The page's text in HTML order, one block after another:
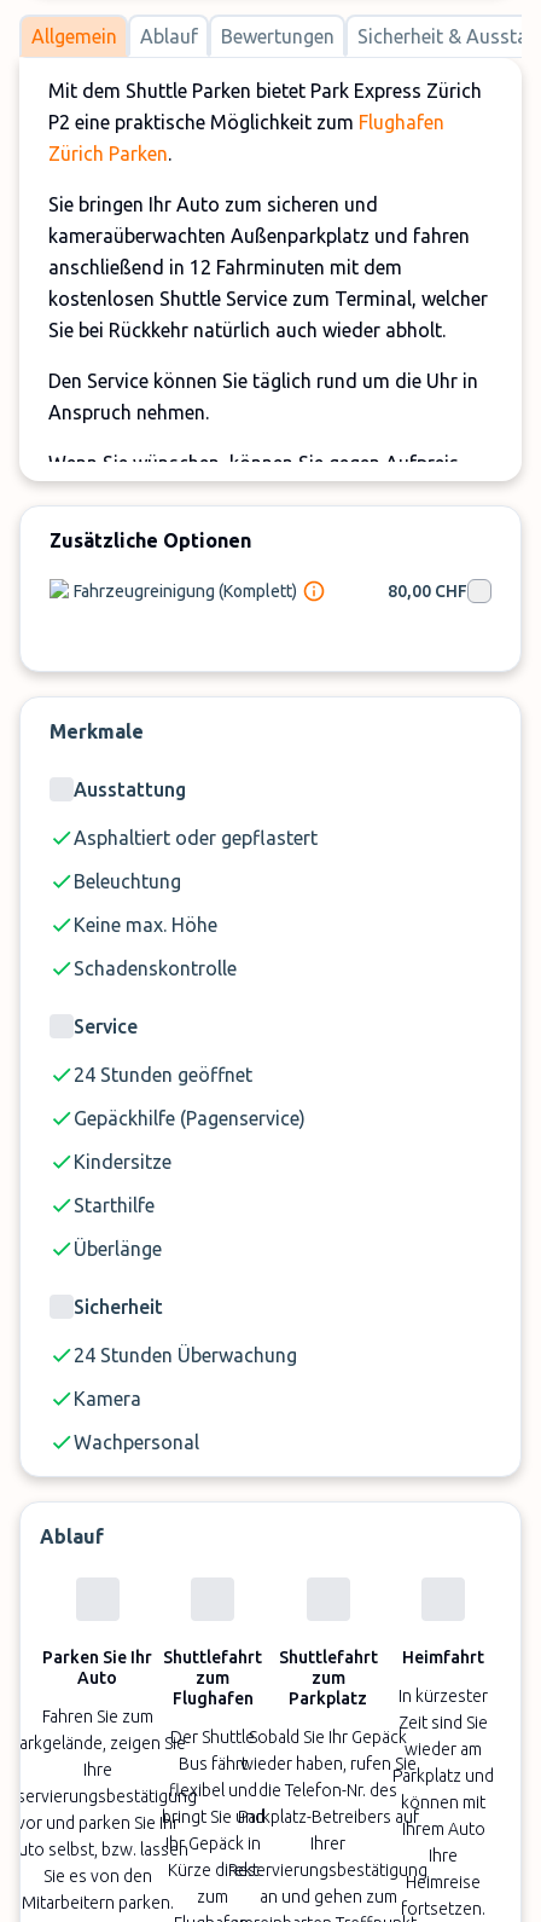
Allgemein Ablauf Bewertungen Sicherheit &
Mit dem Shuttle Parken bietet Park Express Zürich
P2 eine praktische Möglichkeit zum Flughafen
Zürich Parken.
Sie bringen Ihr Auto zum sicheren und
kameraüberwachten Außenparkplatz und fahren
anschließend in 12 Fahrminuten mit dem
kostenlosen Shuttle Service zum Terminal, welcher
Sie bei Rückkehr natürlich auch wieder abholt.
Den Service können Sie täglich rund um die Uhr in
Anspruch nehmen.
Wenn Sie wünschen, können Sie gegen Aufpreis
Buchen Sie jetzt schon online Ihren Stellplatz bei
Park Express P2, dann sparen Sie sich die lästige
Die Autoschlüssel müssen abgegeben werden.
Für unangemeldete Verlängerungen fällt ein
Für angemeldete Verlängerungen fällt ein
Zuschlag von 25 CHF pro Tag vor Ort an.
Zusätzliche Optionen
Fahrzeugreinigung (Komplett) 80,00 CHF
Merkmale
Ausstattung
Asphaltiert oder gepflastert
Beleuchtung
Keine max. Höhe
Schadenskontrolle
Service
24 Stunden geöffnet
Gepäckhilfe (Pagenservice)
Kindersitze
Starthilfe
Überlänge
Sicherheit
24 Stunden Überwachung
Kamera
Wachpersonal
Ablauf
Parken Sie Ihr
Auto
Fahren Sie zum
Parkgelände, zeigen Sie
Ihre
vor und parken Sie Ihr
Auto selbst, bzw. lassen
Sie es von den
Mitarbeitern parken.
Shuttlefahrt
zum
Flughafen
Der Shuttle
Bus fährt
flexibel und
bringt Sie und
Ihr Gepäck in
Kürze direkt
zum
Shuttlefahrt
zum
Parkplatz
Sobald Sie Ihr Gepäck
wieder haben, rufen Sie
die Telefon-Nr. des
Parkplatz-Betreibers auf
Ihrer
Reservierungsbestätigung
an und gehen zum
Heimfahrt
In kürzester
Zeit sind Sie
wieder am
Parkplatz und
können mit
Ihrem Auto
Ihre
Heimreise
fortsetzen.